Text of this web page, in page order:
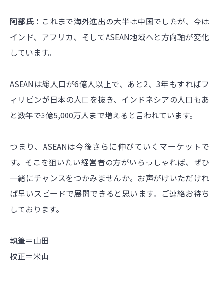
阿部氏： これまで海外進出の大半は中国でしたが、今は
インド、アフリカ、そしてASEAN地域へと方向軸が変化
しています。
ASEANは総人口が6億人以上で、あと2、3年もすればフ
ィリピンが日本の人口を抜き、インドネシアの人口もあ
と数年で3億5,000万人まで増えると言われています。
つまり、ASEANは今後さらに伸びていくマーケットで
す。そこを狙いたい経営者の方がいらっしゃれば、ぜひ
一緒にチャンスをつかみませんか。お声がけいただけれ
ば早いスピードで展開できると思います。ご連絡お待ち
しております。
執筆＝山田
校正＝米山